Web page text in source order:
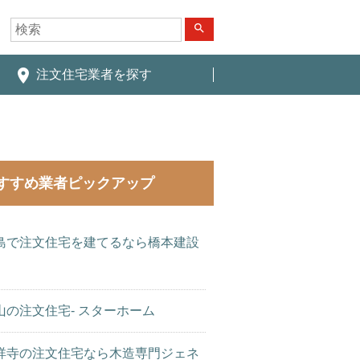
search
place 注文住宅業者を探す
すめ業者ピックアップ
で注文住宅を建てるなら橋本建設
の注文住宅- スターホーム
寺の注文住宅なら木造専門ジェネ